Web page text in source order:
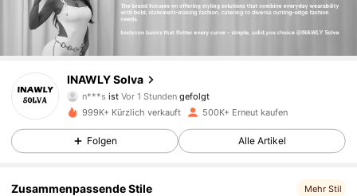
INAWLY Solva
4,83 74K Follower
n***s istVor 1 Stunden
l***oist am Durchsuchen
4,83
74K Follower
999K+ Kürzlich verkauft 500K+ Erneut kaufen
Folgen Alle Artikel
Zusammenpassende Stile Mehr Stil